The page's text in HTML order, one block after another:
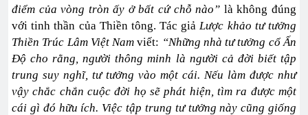
điểm của vòng tròn ấy ở bất cứ chỗ nào” là không đúng
với tinh thần của Thiền tông. Tác giảLược khảo tư tưởng
Thiền Trúc Lâm Việt Nam viết: “Những nhà tư tưởng cổ Ấn
Độ cho rằng, người thông minh là người cả đời biết tập
trung suy nghĩ, tư tưởng vào một cái. Nếu làm được như
vậy chắc chắn cuộc đời họ sẽ phát hiện, tìm ra được một
cái gì đó hữu ích. Việc tập trung tư tưởng này cũng giống